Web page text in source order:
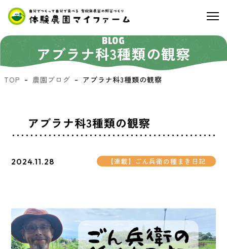
BLOG
アブラナ科3種類の観察
TOP 農園ブログ アブラナ科3種類の観察
アブラナ科3種類の観察
2024.11.28 【連載】ごん兵衛の種まき日記